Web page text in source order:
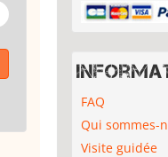
FAQ
Qui sommes-
Visite guidée